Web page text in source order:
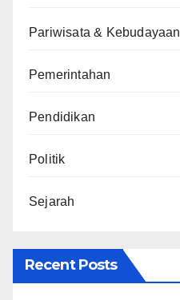
Pariwisata & Kebudayaan
Pemerintahan
Pendidikan
Politik
Sejarah
Recent Posts